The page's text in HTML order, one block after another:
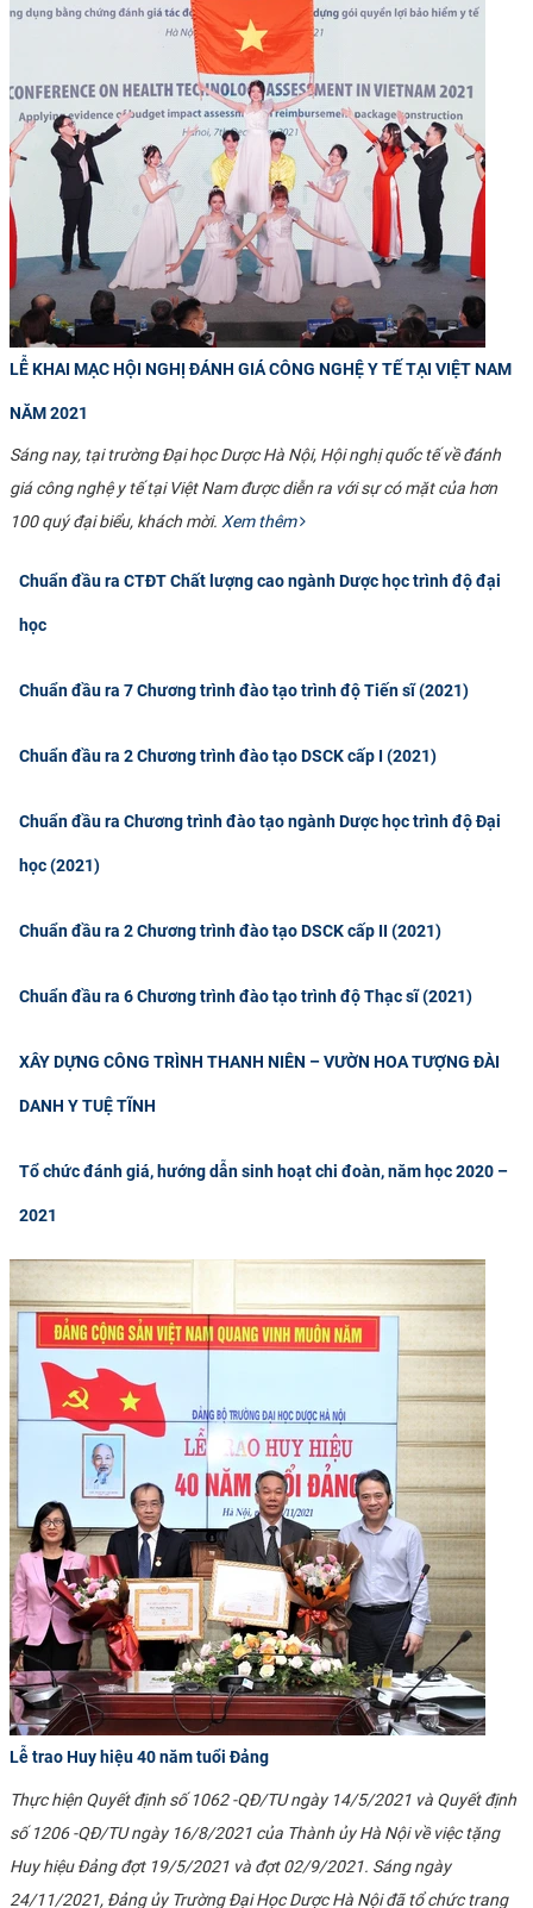
LỄ KHAI MẠC HỘI NGHỊ ĐÁNH GIÁ CÔNG NGHỆ Y TẾ TẠI VIỆT NAM
NĂM 2021
Sáng nay, tại trường Đại học Dược Hà Nội, Hội nghị quốc tế về đánh
giá công nghệ y tế tại Việt Nam được diễn ra với sự có mặt của hơn
100 quý đại biểu, khách mời.Xem thêm
Chuẩn đầu ra CTĐT Chất lượng cao ngành Dược học trình độ đại
học
Chuẩn đầu ra 7 Chương trình đào tạo trình độ Tiến sĩ (2021)
Chuẩn đầu ra 2 Chương trình đào tạo DSCK cấp I (2021)
Chuẩn đầu ra Chương trình đào tạo ngành Dược học trình độ Đại
học (2021)
Chuẩn đầu ra 2 Chương trình đào tạo DSCK cấp II (2021)
Chuẩn đầu ra 6 Chương trình đào tạo trình độ Thạc sĩ (2021)
XÂY DỰNG CÔNG TRÌNH THANH NIÊN – VƯỜN HOA TƯỢNG ĐÀI
DANH Y TUỆ TĨNH
Tổ chức đánh giá, hướng dẫn sinh hoạt chi đoàn, năm học 2020 –
2021
Lễ trao Huy hiệu 40 năm tuổi Đảng
Thực hiện Quyết định số1062 -QĐ/TU ngày 14/5/2021 và Quyết định
số1206 -QĐ/TU ngày 16/8/2021 của Thành ủy Hà Nội về việc tặng
Huy hiệu Đảng đợt 19/5/2021 và đợt 02/9/2021. Sáng ngày
24/11/2021, Đảng ủy Trường Đại Học Dược Hà Nội đã tổ chức trang